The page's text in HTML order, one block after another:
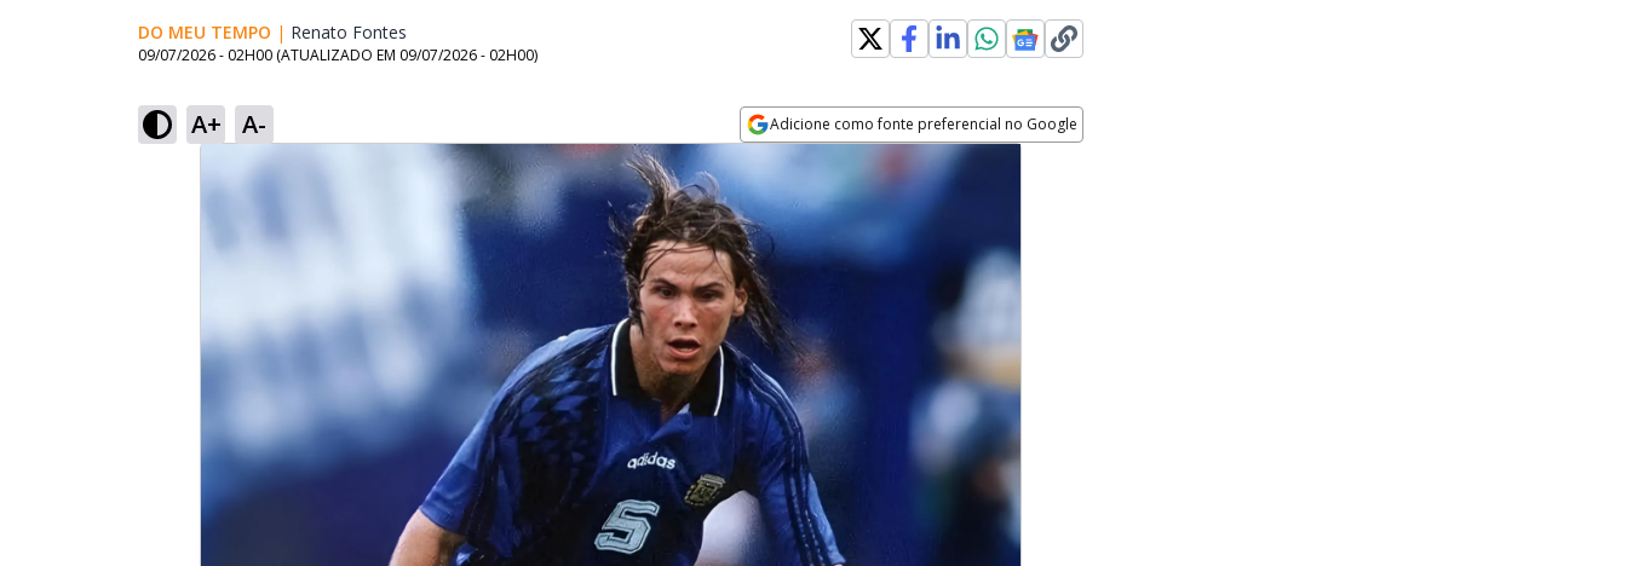
DO MEU TEMPO | Renato Fontes
09/07/2026 - 02H00 (ATUALIZADO EM 09/07/2026 - 02H00)
A+ A- Adicione como fonte preferencial no Google
Opens in new window